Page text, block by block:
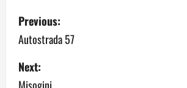
P
o
s
Previous:
Autostrada 57
Next: